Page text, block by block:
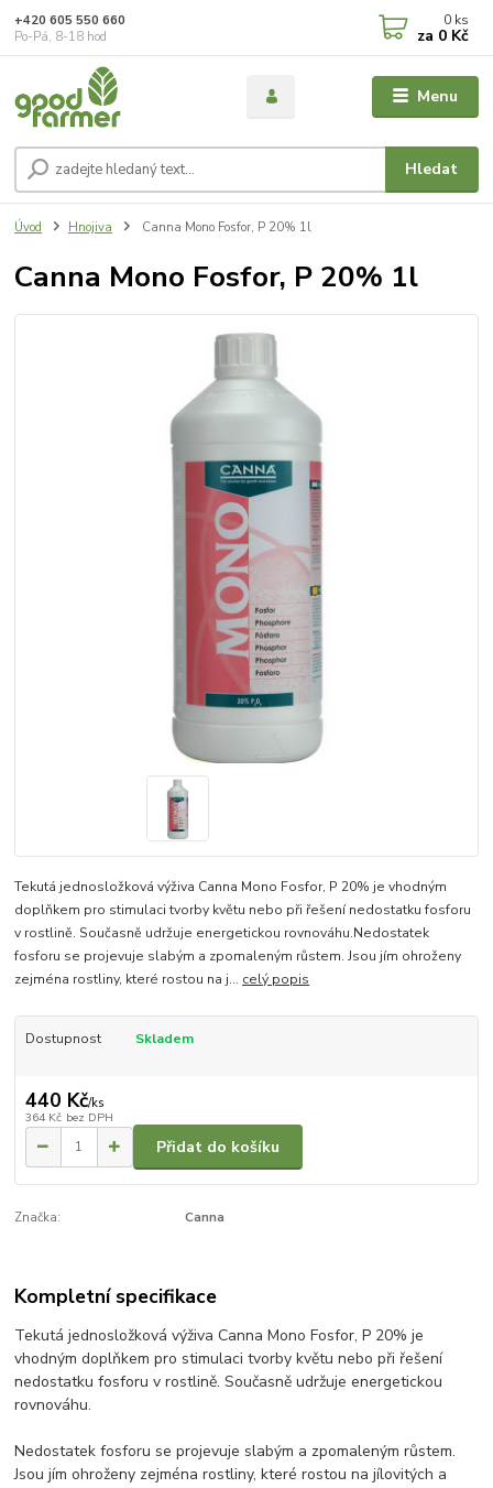
Menu
Hledat
+420 605 550 660
Po-Pá, 8-18 hod
0 ks
za 0 Kč
Úvod Hnojiva Canna Mono Fosfor, P 20% 1l
Canna Mono Fosfor, P 20% 1l
Tekutá jednosložková výživa Canna Mono Fosfor, P 20% je vhodným
doplňkem pro stimulaci tvorby květu nebo při řešení nedostatku fosforu
v rostlině. Současně udržuje energetickou rovnováhu.Nedostatek
fosforu se projevuje slabým a zpomaleným růstem. Jsou jím ohroženy
zejména rostliny, které rostou na j... celý popis
Dostupnost Skladem
440 Kč/ks
364 Kč bez DPH
Přidat do košíku
Značka: Canna
Kompletní specifikace
Tekutá jednosložková výživa Canna Mono Fosfor, P 20% je
vhodným doplňkem pro stimulaci tvorby květu nebo při řešení
nedostatku fosforu v rostlině. Současně udržuje energetickou
rovnováhu.
Nedostatek fosforu se projevuje slabým a zpomaleným růstem.
Jsou jím ohroženy zejména rostliny, které rostou na jílovitých a